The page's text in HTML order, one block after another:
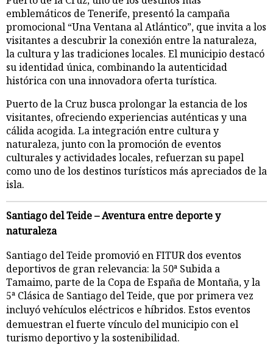
emblemáticos de Tenerife, presentó la campaña
promocional “Una Ventana al Atlántico”, que invita a los
visitantes a descubrir la conexión entre la naturaleza,
la cultura y las tradiciones locales. El municipio destacó
su identidad única, combinando la autenticidad
histórica con una innovadora oferta turística.
Puerto de la Cruz busca prolongar la estancia de los
visitantes, ofreciendo experiencias auténticas y una
cálida acogida. La integración entre cultura y
naturaleza, junto con la promoción de eventos
culturales y actividades locales, refuerzan su papel
como uno de los destinos turísticos más apreciados de la
isla.
Santiago del Teide – Aventura entre deporte y
naturaleza
Santiago del Teide promovió en FITUR dos eventos
deportivos de gran relevancia: la 50ª Subida a
Tamaimo, parte de la Copa de España de Montaña, y la
5ª Clásica de Santiago del Teide, que por primera vez
incluyó vehículos eléctricos e híbridos. Estos eventos
demuestran el fuerte vínculo del municipio con el
turismo deportivo y la sostenibilidad.